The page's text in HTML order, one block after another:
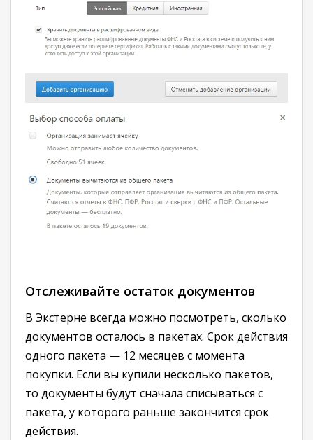
Отслеживайте остаток документов
В Экстерне всегда можно посмотреть, сколько
документов осталось в пакетах. Срок действия
одного пакета — 12 месяцев с момента
покупки. Если вы купили несколько пакетов,
то документы будут сначала списываться с
пакета, у которого раньше закончится срок
действия.